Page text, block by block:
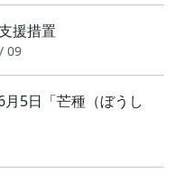
援措置
09
5日「芒種（ぼうし